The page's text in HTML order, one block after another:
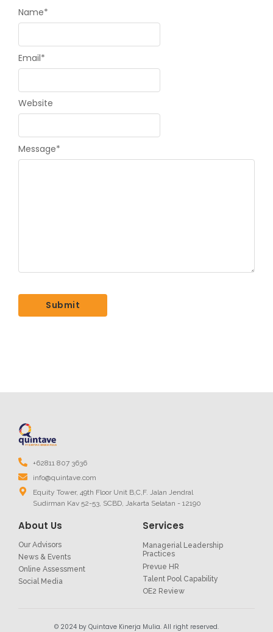
Message*
Name*
Email*
Website
+62811 807 3636
info@quintave.com
Equity Tower, 49th Floor Unit B,C,F. Jalan Jendral
Sudirman Kav 52-53, SCBD, Jakarta Selatan - 12190
About Us
Our Advisors
News & Events
Online Assessment
Social Media
Services
Managerial Leadership
Practices
Prevue HR
Talent Pool Capability
OE2 Review
© 2024 by Quintave Kinerja Mulia. All right reserved.